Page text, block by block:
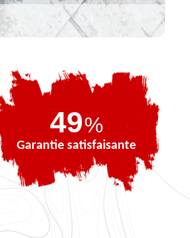
71%
Garantie satisfaisante